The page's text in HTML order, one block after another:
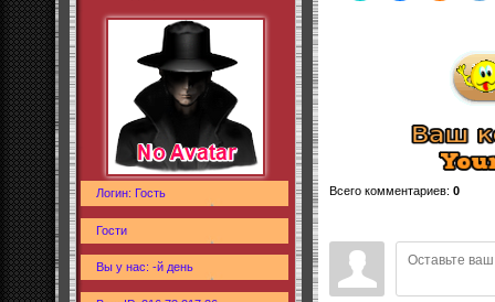
Логин: Гость
Гости
Вы у нас: -й день
Всего комментариев: 0